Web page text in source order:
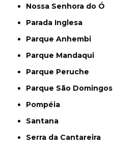
Nossa Senhora do Ó
Parada Inglesa
Parque Anhembi
Parque Mandaqui
Parque Peruche
Parque São Domingos
Pompéia
Santana
Serra da Cantareira